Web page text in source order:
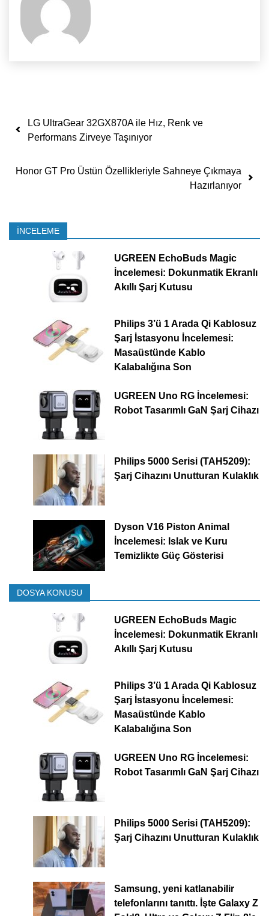
Yazı dolaşımı
LG UltraGear 32GX870A ile Hız, Renk ve
Performans Zirveye Taşınıyor
Honor GT Pro Üstün Özellikleriyle Sahneye Çıkmaya
Hazırlanıyor
İNCELEME
UGREEN EchoBuds Magic
İncelemesi: Dokunmatik Ekranlı
Akıllı Şarj Kutusu
Philips 3’ü 1 Arada Qi Kablosuz
Şarj İstasyonu İncelemesi:
Masaüstünde Kablo
Kalabalığına Son
UGREEN Uno RG İncelemesi:
Robot Tasarımlı GaN Şarj Cihazı
Philips 5000 Serisi (TAH5209):
Şarj Cihazını Unutturan Kulaklık
Dyson V16 Piston Animal
İncelemesi: Islak ve Kuru
Temizlikte Güç Gösterisi
DOSYA KONUSU
UGREEN EchoBuds Magic
İncelemesi: Dokunmatik Ekranlı
Akıllı Şarj Kutusu
Philips 3’ü 1 Arada Qi Kablosuz
Şarj İstasyonu İncelemesi:
Masaüstünde Kablo
Kalabalığına Son
UGREEN Uno RG İncelemesi:
Robot Tasarımlı GaN Şarj Cihazı
Philips 5000 Serisi (TAH5209):
Şarj Cihazını Unutturan Kulaklık
Samsung, yeni katlanabilir
telefonlarını tanıttı. İşte Galaxy Z